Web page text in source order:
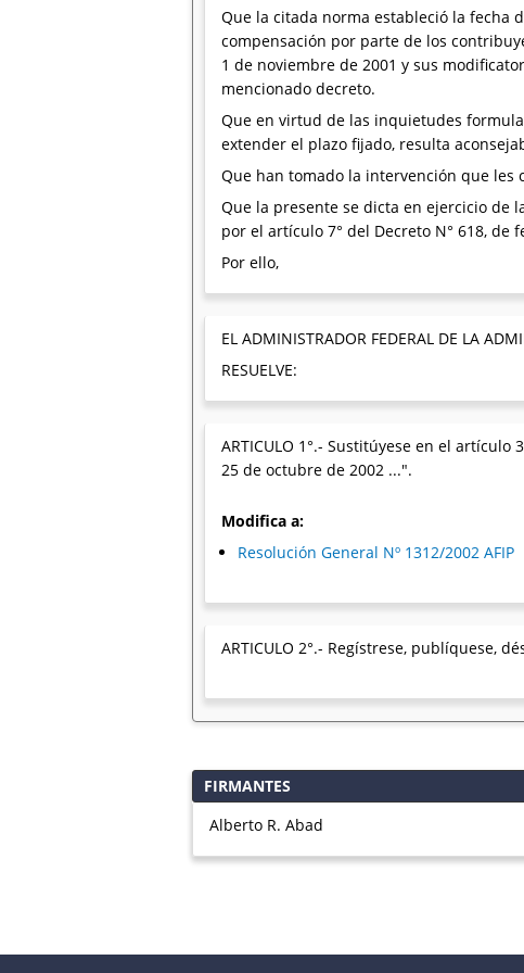
Que la citada norma estableció la fecha
compensación por parte de los
1 de noviembre de 2001 y sus
mencionado decreto.
Que en virtud de las inquietudes
extender el plazo fijado, resulta
Que han tomado la intervención que les
Que la presente se dicta en ejercicio de
por el artículo 7° del Decreto N° 618, de
Por ello,
EL ADMINISTRADOR FEDERAL DE LA
RESUELVE:
ARTICULO 1°.- Sustitúyese en el
25 de octubre de 2002 ...".
Modifica a:
Resolución General Nº 1312/2002 AFIP
ARTICULO 2°.- Regístrese, publíquese,
FIRMANTES
Alberto R. Abad